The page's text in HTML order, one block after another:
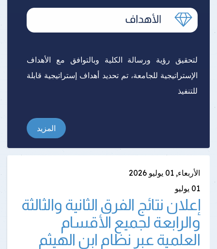
لتحقيق رؤية ورسالة الكلية وبالتوافق مع الأهداف
الإستراتيجية للجامعة، تم تحديد أهداف إستراتيجية قابلة
للتنفيذ
المزيد
الأربعاء, 01 يوليو 2026
01 يوليو
إعلان نتائج الفرق الثانية والثالثة
والرابعة لجميع الأقسام
العلمية عبر نظام ابن الهيثم